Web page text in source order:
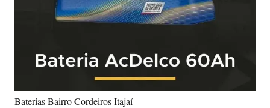
Baterias Bairro Cordeiros Itajaí